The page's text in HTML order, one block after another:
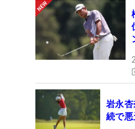
岩永
続で